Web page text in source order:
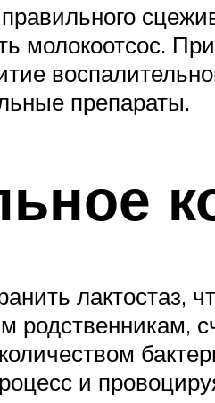
молокоотсос.
препараты.
лактостаз,
родственникам,
и